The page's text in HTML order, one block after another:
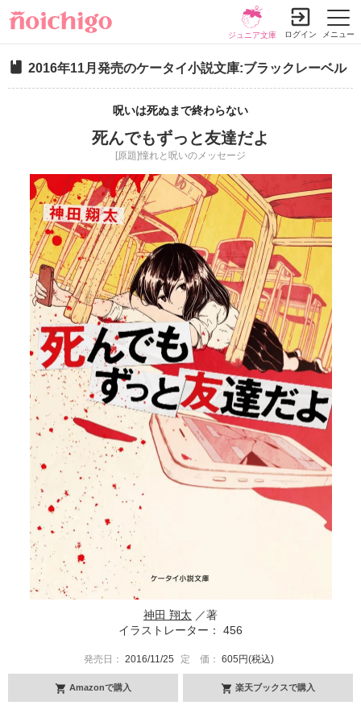
メニュー
ジュニア文庫 ログイン
2016年11月発売のケータイ小説文庫:ブラックレーベル
呪いは死ぬまで終わらない
死んでもずっと友達だよ
[原題]憧れと呪いのメッセージ
神田 翔太 ／著
イラストレーター： 456
発売日： 2016/11/25 定 価： 605円(税込)
Amazonで購入 楽天ブックスで購入